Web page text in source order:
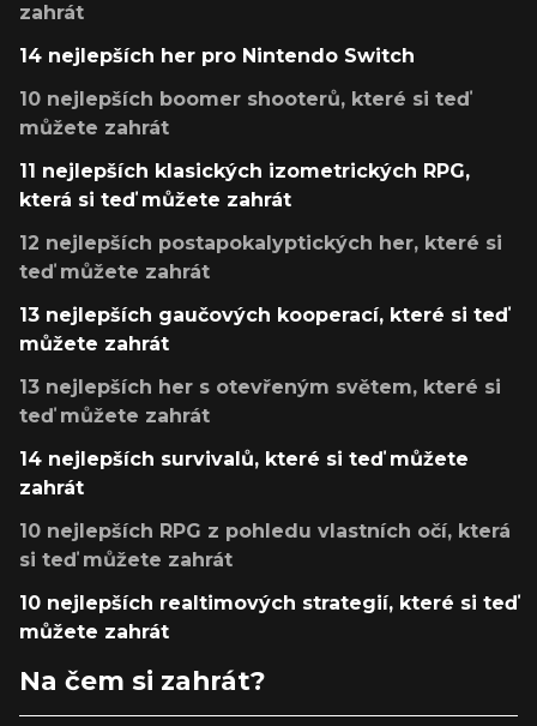
zahrát
14 nejlepších her pro Nintendo Switch
10 nejlepších boomer shooterů, které si teď
můžete zahrát
11 nejlepších klasických izometrických RPG,
která si teď můžete zahrát
12 nejlepších postapokalyptických her, které si
teď můžete zahrát
13 nejlepších gaučových kooperací, které si teď
můžete zahrát
13 nejlepších her s otevřeným světem, které si
teď můžete zahrát
14 nejlepších survivalů, které si teď můžete
zahrát
10 nejlepších RPG z pohledu vlastních očí, která
si teď můžete zahrát
10 nejlepších realtimových strategií, které si teď
můžete zahrát
Na čem si zahrát?